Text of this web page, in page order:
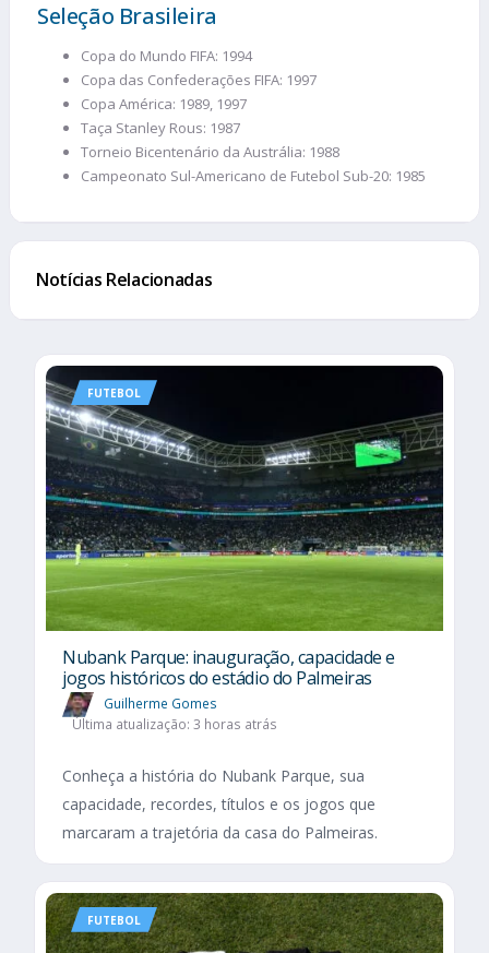
Seleção Brasileira
Copa do Mundo FIFA: 1994
Copa das Confederações FIFA: 1997
Copa América: 1989, 1997
Taça Stanley Rous: 1987
Torneio Bicentenário da Austrália: 1988
Campeonato Sul-Americano de Futebol Sub-20: 1985
Notícias Relacionadas
FUTEBOL
Nubank Parque: inauguração, capacidade e
jogos históricos do estádio do Palmeiras
Guilherme Gomes
Última atualização: 3 horas atrás
Conheça a história do Nubank Parque, sua
capacidade, recordes, títulos e os jogos que
marcaram a trajetória da casa do Palmeiras.
FUTEBOL